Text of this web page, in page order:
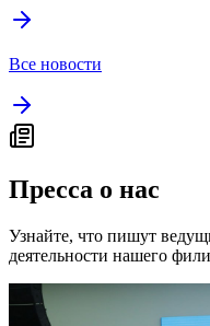
Все новости
Пресса о нас
Узнайте, что пишут
деятельности нашего